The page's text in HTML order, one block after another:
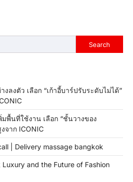
Search
งลงตัว เลือก “เก้าอี้บาร์ปรับระดับไม่ได้”
มพื้นที่ใช้งาน เลือก “ชั้นวางของ
จาก ICONIC
| Delivery massage bangkok
and the Future of Fashion